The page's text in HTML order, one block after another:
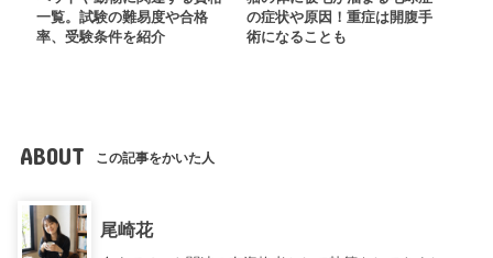
一覧。試験の難易度や合格
率、受験条件を紹介
の症状や原因！重症は開腹手
術になることも
ABOUT この記事をかいた人
尾崎花